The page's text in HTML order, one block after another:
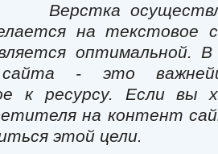
Верстка
на текстовое
оптимальной.
- это
к ресурсу. Если вы
на контент
этой цели.